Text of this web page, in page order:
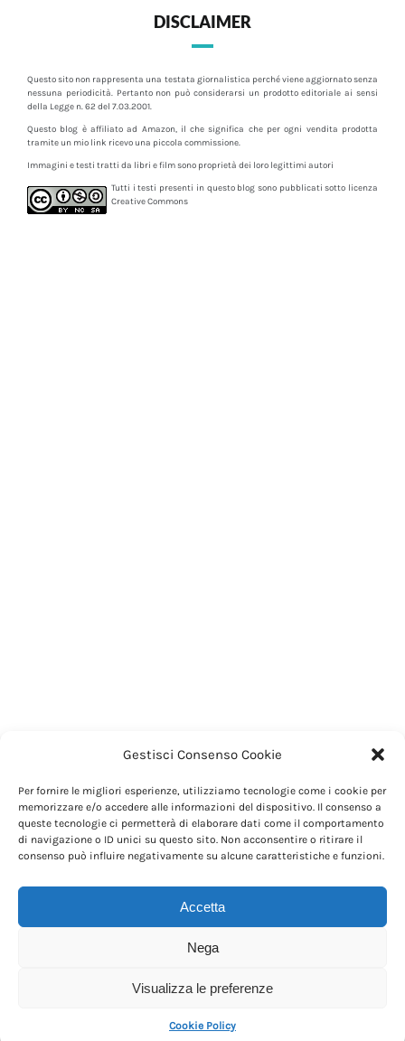
Gestisci Consenso Cookie
Per fornire le migliori esperienze, utilizziamo tecnologie come i cookie per
memorizzare e/o accedere alle informazioni del dispositivo. Il consenso a
queste tecnologie ci permetterà di elaborare dati come il comportamento
di navigazione o ID unici su questo sito. Non acconsentire o ritirare il
consenso può influire negativamente su alcune caratteristiche e funzioni.
Accetta
Nega
Visualizza le preferenze
Cookie Policy
DISCLAIMER
Questo sito non rappresenta una testata giornalistica perché viene aggiornato senza
nessuna periodicità. Pertanto non può considerarsi un prodotto editoriale ai sensi
della Legge n. 62 del 7.03.2001.
Questo blog è affiliato ad Amazon, il che significa che per ogni vendita prodotta
tramite un mio link ricevo una piccola commissione.
Immagini e testi tratti da libri e film sono proprietà dei loro legittimi autori
Tutti i testi presenti in questo blog sono pubblicati sotto licenza
Creative Commons